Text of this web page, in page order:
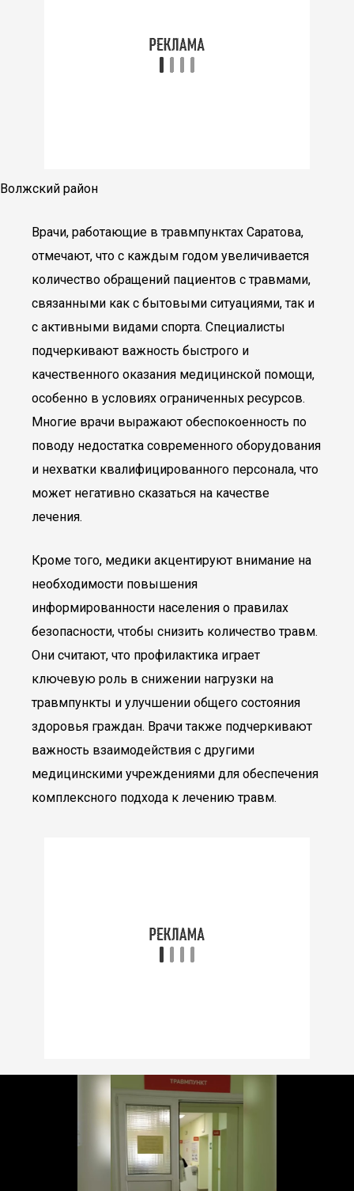
Волжский район
Врачи, работающие в травмпунктах Саратова,
отмечают, что с каждым годом увеличивается
количество обращений пациентов с травмами,
связанными как с бытовыми ситуациями, так и
с активными видами спорта. Специалисты
подчеркивают важность быстрого и
качественного оказания медицинской помощи,
особенно в условиях ограниченных ресурсов.
Многие врачи выражают обеспокоенность по
поводу недостатка современного оборудования
и нехватки квалифицированного персонала, что
может негативно сказаться на качестве
лечения.
Кроме того, медики акцентируют внимание на
необходимости повышения
информированности населения о правилах
безопасности, чтобы снизить количество травм.
Они считают, что профилактика играет
ключевую роль в снижении нагрузки на
травмпункты и улучшении общего состояния
здоровья граждан. Врачи также подчеркивают
важность взаимодействия с другими
медицинскими учреждениями для обеспечения
комплексного подхода к лечению травм.